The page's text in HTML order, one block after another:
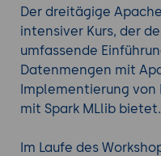
Der dreitägige
intensiver Kurs, der
umfassende
Datenmengen mit
Implementierung von
mit Spark MLlib bietet.
Im Laufe des